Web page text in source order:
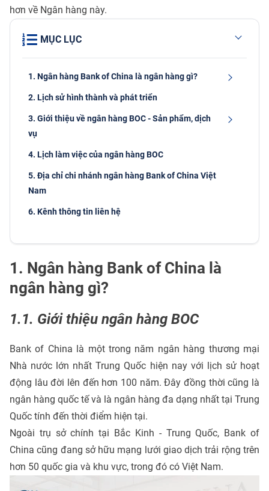
hơn về Ngân hàng này.
MỤC LỤC
1. Ngân hàng Bank of China là ngân hàng gì?
2. Lịch sử hình thành và phát triển
3. Giới thiệu về ngân hàng BOC - Sản phẩm, dịch
vụ
4. Lịch làm việc của ngân hàng BOC
5. Địa chỉ chi nhánh ngân hàng Bank of China Việt
Nam
6. Kênh thông tin liên hệ
1. Ngân hàng Bank of China là
ngân hàng gì?
1.1. Giới thiệu ngân hàng BOC
Bank of China là một trong năm ngân hàng thương mại
Nhà nước lớn nhất Trung Quốc hiện nay với lịch sử hoạt
động lâu đời lên đến hơn 100 năm. Đây đồng thời cũng là
ngân hàng quốc tế và là ngân hàng đa dạng nhất tại Trung
Quốc tính đến thời điểm hiện tại.
Ngoài trụ sở chính tại Bắc Kinh - Trung Quốc, Bank of
China cũng đang sở hữu mạng lưới giao dịch trải rộng trên
hơn 50 quốc gia và khu vực, trong đó có Việt Nam.